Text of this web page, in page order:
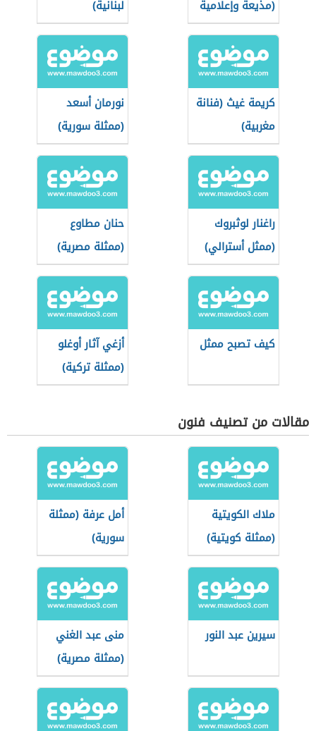
(مذيعة وإعلامية
مصرية)
لبنانية)
كريمة غيث (فنانة
مغربية)
نورمان أسعد
(ممثلة سورية)
راغنار لوثبروك
(ممثل أسترالي)
حنان مطاوع
(ممثلة مصرية)
كيف تصبح ممثل
أزغي آثار أوغلو
(ممثلة تركية)
مقالات من تصنيف فنون
ملاك الكويتية
(ممثلة كويتية)
أمل عرفة (ممثلة
سورية)
سيرين عبد النور
منى عبد الغني
(ممثلة مصرية)